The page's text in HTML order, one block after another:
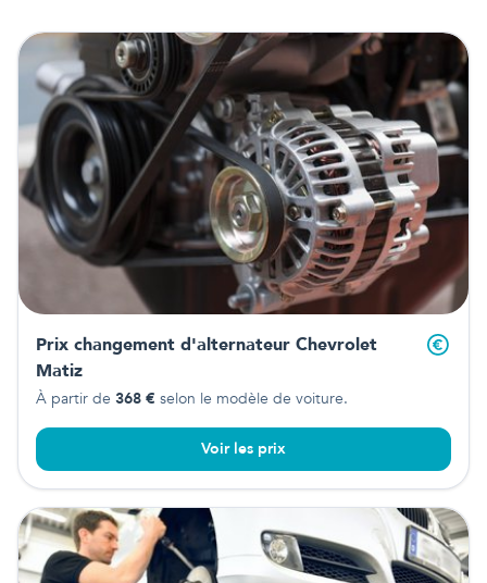
Prix changement d'alternateur Chevrolet
Matiz
À partir de 368 € selon le modèle de voiture.
Voir les prix